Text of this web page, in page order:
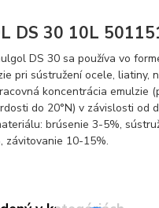
DS 30 10L
DS 30 sa používa vo
pri sústružení ocele, liatiny,
koncentrácia emulzie
do 20°N) v závislosti od
brúsenie 3-5%,
závitovanie 10-15%.